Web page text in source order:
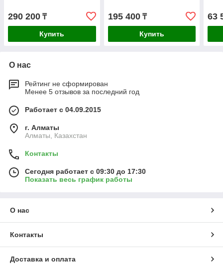
290 200 ₸
Купить
195 400₸
Купить
63
О нас
Рейтинг не сформирован
Менее 5 отзывов за последний год
Работает с 04.09.2015
г. Алматы
Алматы, Казахстан
Контакты
Сегодня работает с 09:30 до 17:30
Показать весь график работы
О нас
Контакты
Доставка и оплата